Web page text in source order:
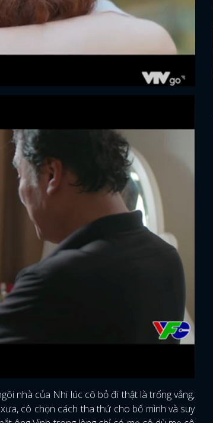
NHẬP
GOOGLE
nhà của Nhi lúc cô bỏ đi thật là trống vắng,
cô chọn cách tha thứ cho bố mình và suy